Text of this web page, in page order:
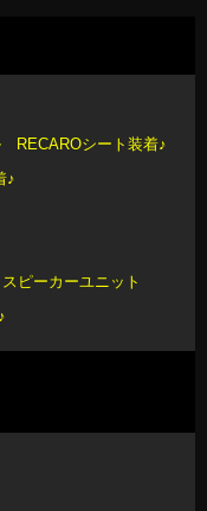
RECAROシート装着♪
♪
ーカーユニット